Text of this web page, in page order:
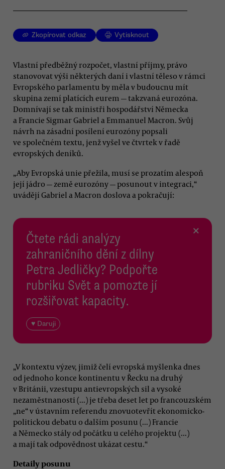
Zkopírovat odkaz Vytisknout
Vlastní předběžný rozpočet, vlastní příjmy, právo
stanovovat výši některých daní i vlastní těleso v rámci
Evropského parlamentu by měla v budoucnu mít
skupina zemí platících eurem — takzvaná eurozóna.
Domnívají se tak ministři hospodářství Německa
a Francie Sigmar Gabriel a Emmanuel Macron. Svůj
návrh na zásadní posílení eurozóny popsali
ve společném textu, jenž vyšel ve čtvrtek v řadě
evropských deníků.
„Aby Evropská unie přežila, musí se prozatím alespoň
její jádro — země eurozóny — posunout v integraci,“
uvádějí Gabriel a Macron doslova a pokračují:
Čtete rádi analýzy
zahraničního dění z dílny
Petra Jedličky? Podpořte
rubriku Svět a pomozte jí
rozšiřovat kapacity.
♥ Daruji
×
„V kontextu výzev, jimiž čelí evropská myšlenka dnes
od jednoho konce kontinentu v Řecku na druhý
v Británii, vzestupu antievropských sil a vysoké
nezaměstnanosti (...) je třeba deset let po francouzském
„ne“ v ústavním referendu znovuotevřít ekonomicko-
politickou debatu o dalším posunu (...) Francie
a Německo stály od počátku u celého projektu (...)
a mají tak odpovědnost ukázat cestu.“
Detaily posunu